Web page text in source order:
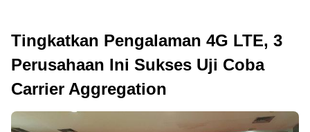
Tingkatkan Pengalaman 4G LTE, 3
Perusahaan Ini Sukses Uji Coba
Carrier Aggregation